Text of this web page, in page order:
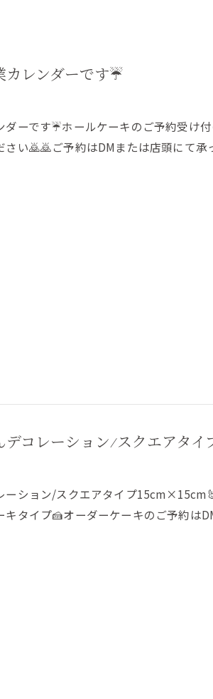
カレンダーです☔️
ダーです☔️ホールケーキのご予約受け
さい🙇🙇ご予約はDMまたは店頭にて
デコレーション/スクエアタイ
ーション/スクエアタイプ
キタイプ🍰オーダーケーキのご予約は